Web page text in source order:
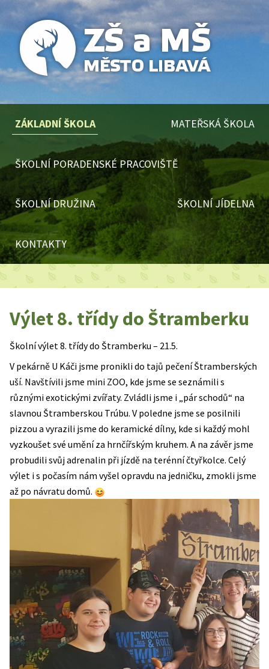
ZÁKLADNÍ ŠKOLA MATEŘSKÁ ŠKOLA
ŠKOLNÍ PORADENSKÉ PRACOVIŠTĚ
ŠKOLNÍ DRUŽINA ŠKOLNÍ JÍDELNA
KONTAKTY
Výlet 8. třídy do Štramberku
Školní výlet 8. třídy do Štramberku – 21.5.
V pekárně U Káči jsme pronikli do tajů pečení Štramberských
uší. Navštívili jsme mini ZOO, kde jsme se seznámili s
různými exotickými zvířaty. Zvládli jsme i „pár schodů“ na
slavnou Štramberskou Trúbu. V poledne jsme se posilnili
pizzou a vyrazili jsme do keramické dílny, kde si každý mohl
vyzkoušet své umění za hrnčířským kruhem. A na závěr jsme
probudili svůj adrenalin při jízdě na terénní čtyřkolce. Celý
výlet i s počasím nám vyšel opravdu na jedničku, zmokli jsme
až po návratu domů.